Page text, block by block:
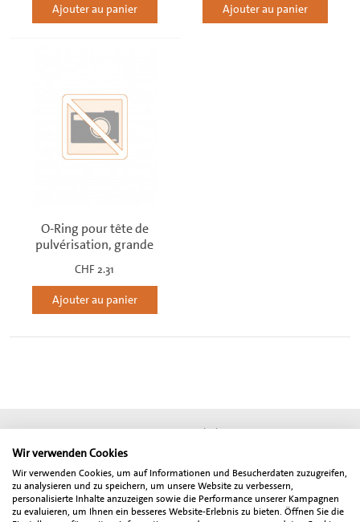
Ajouter au panier Ajouter au panier
O-Ring pour tête de
pulvérisation, grande
CHF 2.31
Ajouter au panier
Conditions générales
Impressum
Protection de données
* Tous les prix indiqués sont des prix nets et n'incluent pas la taxe à la valeur
ajoutée légale. Le montant total, TVA comprise, sera indiqué séparément à la
fin de la commande. Notre offre s'adresse exclusivement aux dentistes,
Wir verwenden Cookies
Wir verwenden Cookies, um auf Informationen und Besucherdaten zuzugreifen,
zu analysieren und zu speichern, um unsere Website zu verbessern,
personalisierte Inhalte anzuzeigen sowie die Performance unserer Kampagnen
zu evaluieren, um Ihnen ein besseres Website-Erlebnis zu bieten. Öffnen Sie die